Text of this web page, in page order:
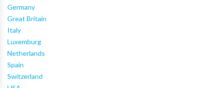
Germany
Great Britain
Italy
Luxemburg
Netherlands
Spain
Switzerland